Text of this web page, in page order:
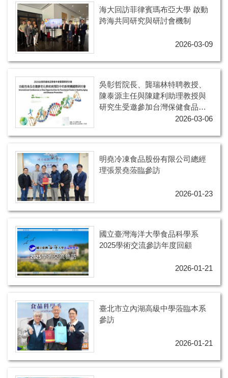
海大回訪菲律賓瑪布亞大學 啟動
跨海共同研究與研討會機制
2026-03-09
吳彰哲院長、龔瑞林特聘教授、
陳泰源主任與陳建利助理教授與
研究生受邀參加台灣保健食品學
會 2026 年會暨國際學術研討會
2026-03-06
明堯冷凍食品股份有限公司總經
理張景堯蒞臨參訪
2026-01-23
國立臺灣海洋大學食品科學系
2025學術交流參訪年度回顧
2026-01-21
臺北市立內湖高級中學蒞臨本系
參訪
2026-01-21